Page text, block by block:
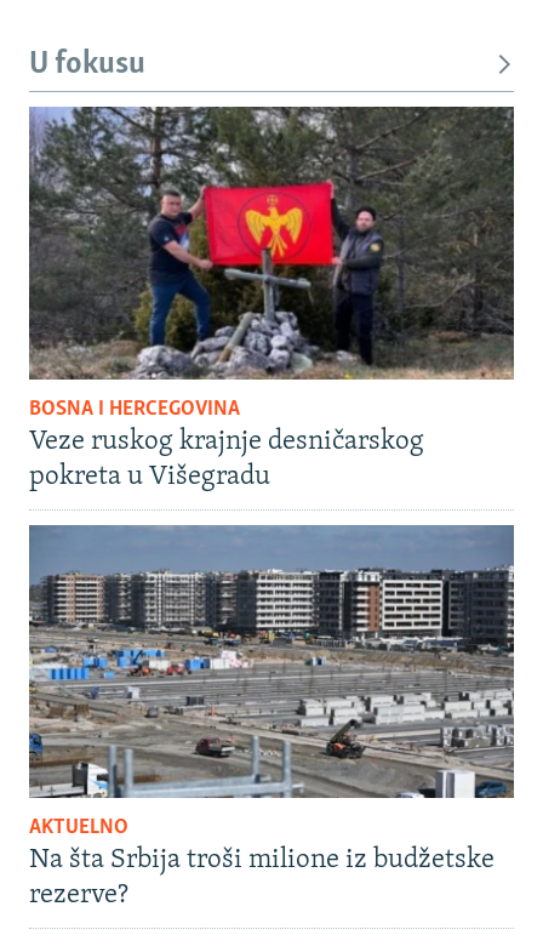
U fokusu
BOSNA I HERCEGOVINA
Veze ruskog krajnje desničarskog
pokreta u Višegradu
AKTUELNO
Na šta Srbija troši milione iz budžetske
rezerve?